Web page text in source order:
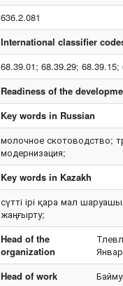
636.2.081
International classifier
68.39.01; 68.39.29; 68.39.15;
Readiness of the
Key words in Russian
молочное скотоводство;
модернизация;
Key words in Kazakh
сүтті ірі қара мал
жаңғырту;
Head of the
organization
Head of work